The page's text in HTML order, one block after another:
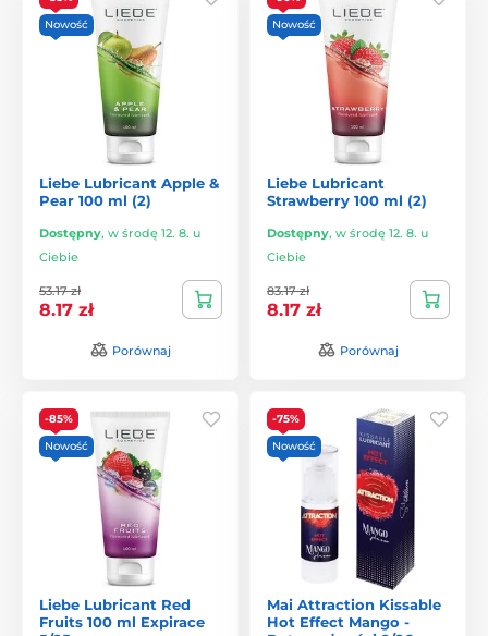
Nowość
Liebe Lubricant Apple &
Pear 100 ml (2)
Dostępny, w środę 12. 8. u
Ciebie
53.17 zł
8.17 zł
Porównaj
Nowość
Liebe Lubricant
Strawberry 100 ml (2)
Dostępny, w środę 12. 8. u
Ciebie
83.17 zł
8.17 zł
Porównaj
-85%
Nowość
Liebe Lubricant Red
Fruits 100 ml Expirace
-75%
Nowość
Mai Attraction Kissable
Hot Effect Mango -